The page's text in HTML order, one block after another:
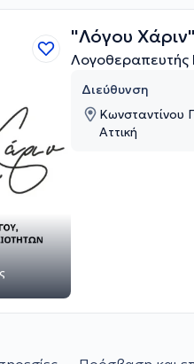
"Λόγου
Λογοθεραπευτής
Διεύθυνση
Κωνσταντίνου
Αττική